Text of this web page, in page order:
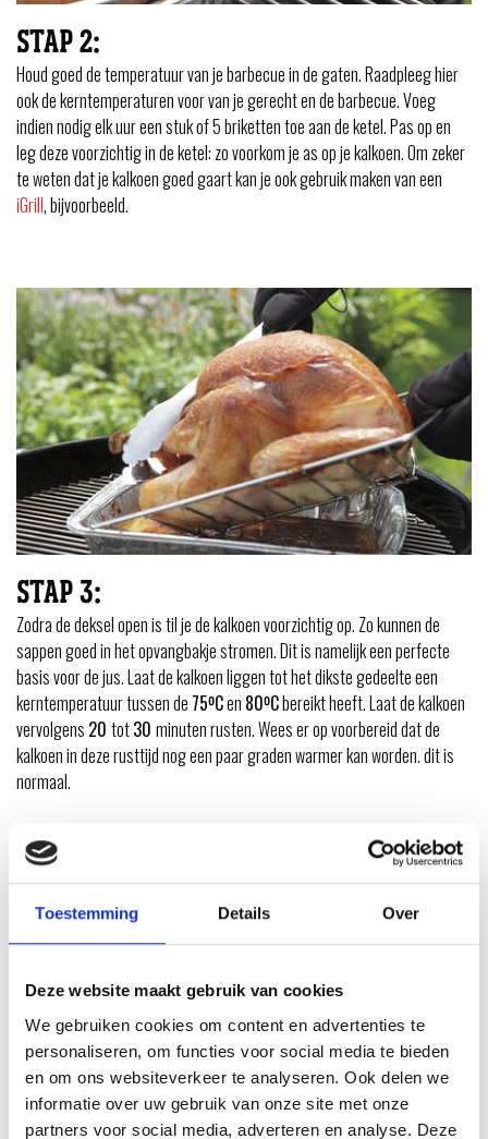
Toestemming Details Over
Deze website maakt gebruik van cookies
We gebruiken cookies om content en advertenties te
personaliseren, om functies voor social media te bieden
en om ons websiteverkeer te analyseren. Ook delen we
informatie over uw gebruik van onze site met onze
partners voor social media, adverteren en analyse. Deze
STAP 2:
Houd goed de temperatuur van je barbecue in de gaten. Raadpleeg hier
ook de kerntemperaturen voor van je gerecht en de barbecue. Voeg
indien nodig elk uur een stuk of 5 briketten toe aan de ketel. Pas op en
leg deze voorzichtig in de ketel: zo voorkom je as op je kalkoen. Om zeker
te weten dat je kalkoen goed gaart kan je ook gebruik maken van een
iGrill, bijvoorbeeld.
STAP 3:
Zodra de deksel open is til je de kalkoen voorzichtig op. Zo kunnen de
sappen goed in het opvangbakje stromen. Dit is namelijk een perfecte
basis voor de jus. Laat de kalkoen liggen tot het dikste gedeelte een
kerntemperatuur tussen de 75ºCen 80ºCbereikt heeft. Laat de kalkoen
vervolgens 20 tot30 minuten rusten. Wees er op voorbereid dat de
kalkoen in deze rusttijd nog een paar graden warmer kan worden. dit is
normaal.
HOW TO